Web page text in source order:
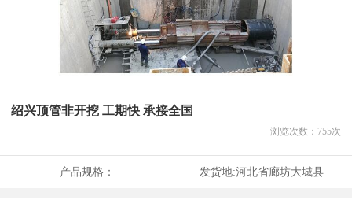
绍兴顶管非开挖 工期快 承接全国
浏览次数： 755次
产品规格： 发货地:河北省廊坊大城县